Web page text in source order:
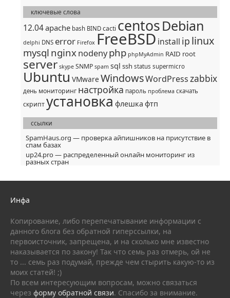
ключевые слова
12.04apache bash BIND cacti centosDebian
delphi DNS error Firefox FreeBSD install ip linux
mysql nginx nodenyphp phpMyAdmin RAID root
server skype SNMP spam sql ssh status supermicro
Ubuntu VMware WindowsWordPresszabbix
день мониторинг настройка пароль проблема скачать
скриптустановка флешка фтп
ссылки
SpamHaus.org — проверка айпишников на присутствие в
спам базах
up24.pro — распределенный онлайн мониторинг из
разных стран
Инфа
Копирование, либо перепечатывание информации с
данного блога без обратной гиперссылки, на
первоисточник, запрещена, и на сколько мне известно
наказывается по закону! Так что семь раз отмерь, ой не
то ... семь раз подумай, прежде чем стырить какую-то из
моих статей! ;)
По всем интересующим вопросам, можно связаться
через форму обратной связи. Спасибо за внимание.